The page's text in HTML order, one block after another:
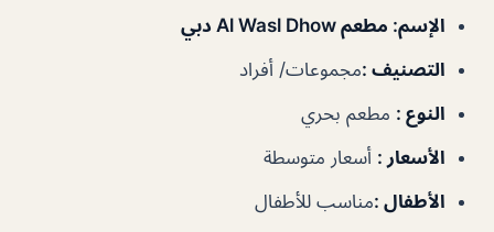
الإسم: مطعم Al Wasl Dhow دبي
التصنيف :مجموعات/ أفراد
النوع : مطعم بحري
الأسعار : أسعار متوسطة
الأطفال :مناسب للأطفال